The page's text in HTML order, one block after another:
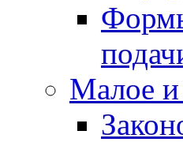
Малое и